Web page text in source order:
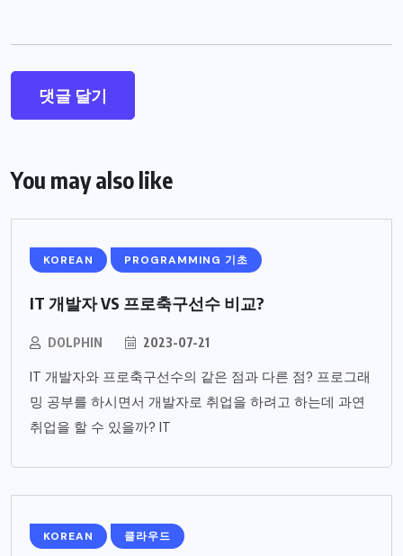
You may also like
KOREAN PROGRAMMING 기초
IT 개발자 VS 프로축구선수 비교?
DOLPHIN 2023-07-21
IT 개발자와 프로축구선수의 같은 점과 다른 점? 프로그래
밍 공부를 하시면서 개발자로 취업을 하려고 하는데 과연
취업을 할 수 있을까? IT
KOREAN 클라우드